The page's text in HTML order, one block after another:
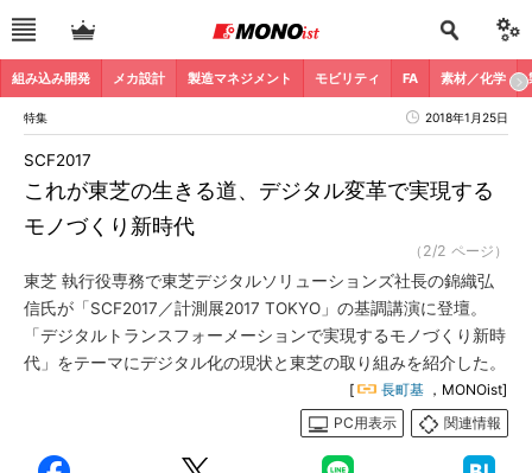
組み込み開発 メカ設計 製造マネジメント モビリティ FA 素材／化学
特集 2018年1月25日
これが東芝の生きる道、デジタル変革で実現する
モノづくり新時代
SCF2017
（2/2 ページ）
東芝 執行役専務で東芝デジタルソリューションズ社長の錦織弘
信氏が「SCF2017／計測展2017 TOKYO」の基調講演に登壇。
「デジタルトランスフォーメーションで実現するモノづくり新時
代」をテーマにデジタル化の現状と東芝の取り組みを紹介した。
[ 長町基 ，MONOist]
PC用表示
関連情報